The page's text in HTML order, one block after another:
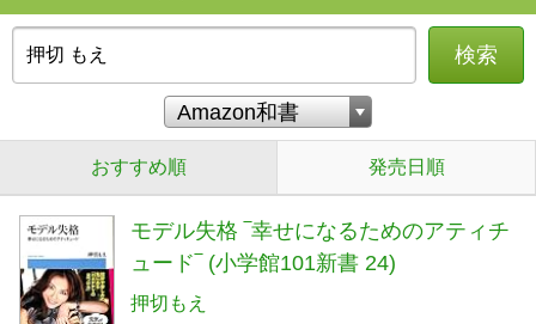
検索
おすすめ順 発売日順
モデル失格 ‾幸せになるためのアティチ
ュード‾ (小学館101新書 24)
押切もえ